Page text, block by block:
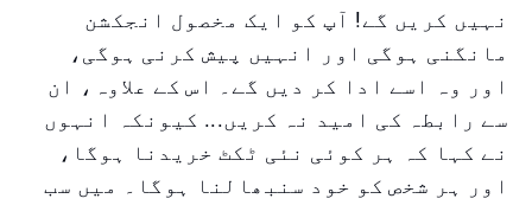
نہیں کریں گے! آپ کو ایک مخصول انجکشن
مانگنی ہوگی اور انہیں پیش کرنی ہوگی،
اور وہ اسے ادا کر دیں گے۔ اس کے علاوہ، ان
سے رابطہ کی امید نہ کریں... کیونکہ انہوں
نے کہا کہ ہر کوئی نئی ٹکٹ خریدنا ہوگا،
اور ہر شخص کو خود سنبھالنا ہوگا۔ میں سب